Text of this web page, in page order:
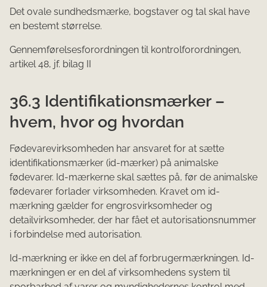
Det ovale sundhedsmærke, bogstaver og tal skal have
en bestemt størrelse.
Gennemførelsesforordningen til kontrolforordningen,
artikel 48, jf. bilag II
36.3 Identifikationsmærker –
hvem, hvor og hvordan
Fødevarevirksomheden har ansvaret for at sætte
identifikationsmærker (id-mærker) på animalske
fødevarer. Id-mærkerne skal sættes på, før de animalske
fødevarer forlader virksomheden. Kravet om id-
mærkning gælder for engrosvirksomheder og
detailvirksomheder, der har fået et autorisationsnummer
i forbindelse med autorisation.
Id-mærkning er ikke en del af forbrugermærkningen. Id-
mærkningen er en del af virksomhedens system til